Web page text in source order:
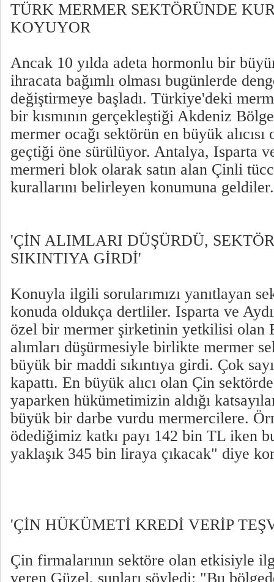
TÜRK MERMER SEKTÖRÜNDE
KOYUYOR
Ancak 10 yılda adeta hormonlu bir
ihracata bağımlı olması bugünlerde
değiştirmeye başladı. Türkiye'deki
bir kısmının gerçekleştiği Akdeniz
mermer ocağı sektörün en büyük
geçtiği öne sürülüyor. Antalya, Isparta
mermeri blok olarak satın alan Çinli
kurallarını belirleyen konumuna geldiler.
'ÇİN ALIMLARI DÜŞÜRDÜ,
SIKINTIYA GİRDİ'
Konuyla ilgili sorularımızı yanıtlayan
konuda oldukça dertliler. Isparta ve
özel bir mermer şirketinin yetkilisi olan
alımları düşürmesiyle birlikte mermer
büyük bir maddi sıkıntıya girdi. Çok
kapattı. En büyük alıcı olan Çin
yaparken hükümetimizin aldığı
büyük bir darbe vurdu mermercilere.
ödediğimiz katkı payı 142 bin TL iken
yaklaşık 345 bin liraya çıkacak" diye
'ÇİN HÜKÜMETİ KREDİ VERİP
Çin firmalarının sektöre olan etkisiyle
veren Güzel, şunları söyledi: "Bu